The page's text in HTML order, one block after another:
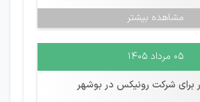
مشاهده بیشتر
۰۵ مرداد ۱۴۰۵
برای شرکت رونیکس در بوشهر